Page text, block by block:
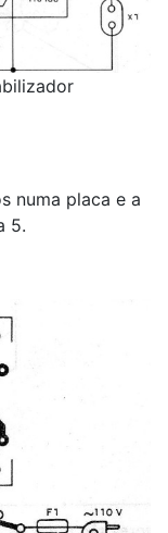
numa placa e a
5.